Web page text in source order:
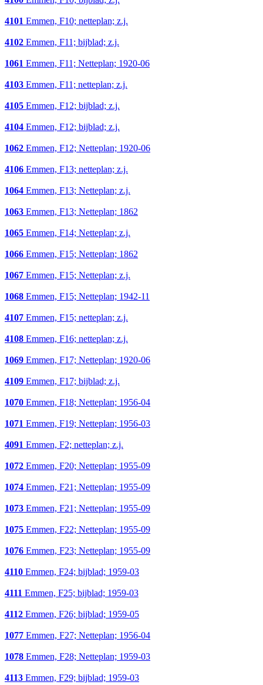
4101 Emmen, F10; netteplan; z.j.
4102 Emmen, F11; bijblad; z.j.
1061 Emmen, F11; Netteplan; 1920-06
4103 Emmen, F11; netteplan; z.j.
4105 Emmen, F12; bijblad; z.j.
4104 Emmen, F12; bijblad; z.j.
1062 Emmen, F12; Netteplan; 1920-06
4106 Emmen, F13; netteplan; z.j.
1064 Emmen, F13; Netteplan; z.j.
1063 Emmen, F13; Netteplan; 1862
1065 Emmen, F14; Netteplan; z.j.
1066 Emmen, F15; Netteplan; 1862
1067 Emmen, F15; Netteplan; z.j.
1068 Emmen, F15; Netteplan; 1942-11
4107 Emmen, F15; netteplan; z.j.
4108 Emmen, F16; netteplan; z.j.
1069 Emmen, F17; Netteplan; 1920-06
4109 Emmen, F17; bijblad; z.j.
1070 Emmen, F18; Netteplan; 1956-04
1071 Emmen, F19; Netteplan; 1956-03
4091 Emmen, F2; netteplan; z.j.
1072 Emmen, F20; Netteplan; 1955-09
1074 Emmen, F21; Netteplan; 1955-09
1073 Emmen, F21; Netteplan; 1955-09
1075 Emmen, F22; Netteplan; 1955-09
1076 Emmen, F23; Netteplan; 1955-09
4110 Emmen, F24; bijblad; 1959-03
4111 Emmen, F25; bijblad; 1959-03
4112 Emmen, F26; bijblad; 1959-05
1077 Emmen, F27; Netteplan; 1956-04
1078 Emmen, F28; Netteplan; 1959-03
4113 Emmen, F29; bijblad; 1959-03